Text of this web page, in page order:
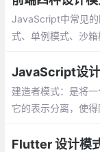
JavaScript中常见
式、单例模式、沙
建造者模式：是将
它的表示分离，使
个类的模式，而建造
Flutter 设计模